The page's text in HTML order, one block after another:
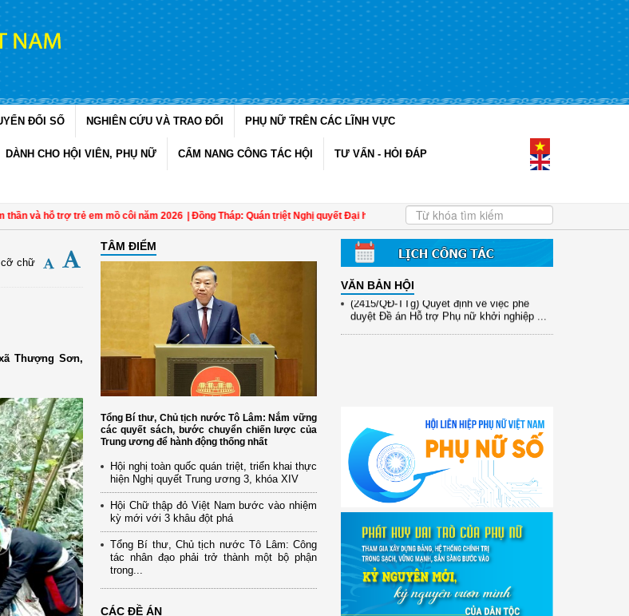
ĐỔI SỐ NGHIÊN CỨU VÀ TRAO ĐỔI PHỤ NỮ TRÊN CÁC LĨNH VỰC
DÀNH CHO HỘI VIÊN, PHỤ NỮ CẨM NANG CÔNG TÁC HỘI TƯ VẤN - HỎI ĐÁP
và hỗ trợ trẻ em mồ côi năm 2026 | Đồng Tháp: Quán triệt Nghị quyết Đại hội đại biểu phụ nữ toàn quốc lần thứ XIV đến cán bộ Hội các
chữ
Thượng Sơn,
TÂM ĐIỂM
Tổng Bí thư, Chủ tịch nước Tô Lâm: Nắm vững
các quyết sách, bước chuyển chiến lược của
Trung ương để hành động thống nhất
Hội nghị toàn quốc quán triệt, triển khai thực
hiện Nghị quyết Trung ương 3, khóa XIV
Hội Chữ thập đỏ Việt Nam bước vào nhiệm
kỳ mới với 3 khâu đột phá
Tổng Bí thư, Chủ tịch nước Tô Lâm: Công
tác nhân đạo phải trở thành một bộ phận
trong...
CÁC ĐỀ ÁN
VĂN BẢN HỘI
(12/TB-HĐKH) V/v đăng ký, đề xuất nhiệm
vụ Khoa học, công nghệ và đổi mới ...
(898/KH/ĐCT) Kế hoạch thực hiện Quyết
định số 2415/QĐ-TTg ngày 31/10/2025 ...
Chương trình mục tiêu quốc gia xây dựng
...
(891/KH-ĐCT) Kế hoạch thực hiện Nghị
quyết số 72-NQ/TW ngày 9/9/2025 của Bộ
...
(2415/QĐ-TTg) Quyết định về việc phê
duyệt Đề án Hỗ trợ Phụ nữ khởi nghiệp ...